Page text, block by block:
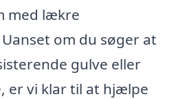
med lækre
om du søger at
gulve eller
er vi klar til at hjælpe